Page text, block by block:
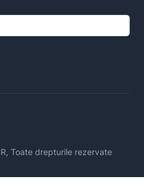
Toate drepturile rezervate